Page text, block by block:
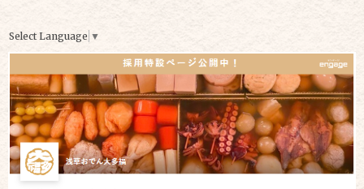
Select Language ▼